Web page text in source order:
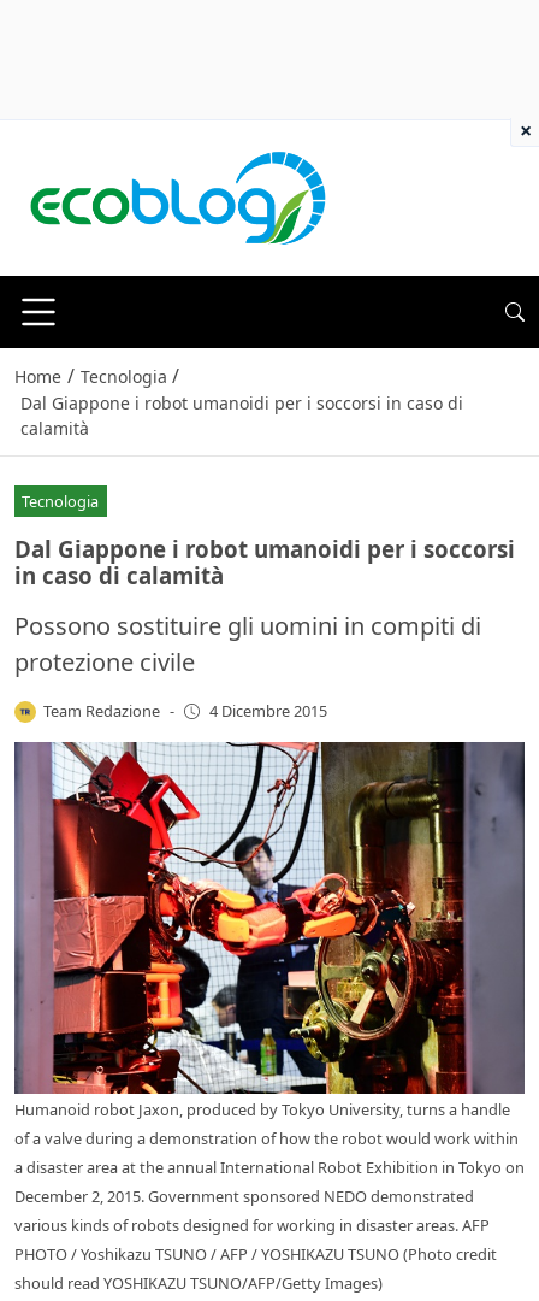
Home / Tecnologia /
Dal Giappone i robot umanoidi per i soccorsi in caso di
calamità
Tecnologia
Dal Giappone i robot umanoidi per i soccorsi
in caso di calamità
Possono sostituire gli uomini in compiti di
protezione civile
Team Redazione - 4 Dicembre 2015
Humanoid robot Jaxon, produced by Tokyo University, turns a handle
of a valve during a demonstration of how the robot would work within
a disaster area at the annual International Robot Exhibition in Tokyo on
December 2, 2015. Government sponsored NEDO demonstrated
various kinds of robots designed for working in disaster areas. AFP
PHOTO / Yoshikazu TSUNO / AFP / YOSHIKAZU TSUNO (Photo credit
should read YOSHIKAZU TSUNO/AFP/Getty Images)
×